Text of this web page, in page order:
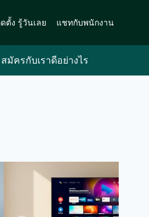
ตั้ง รู้วันเลย แชทกับพนักงาน
สมัครกับเราดีอย่างไร